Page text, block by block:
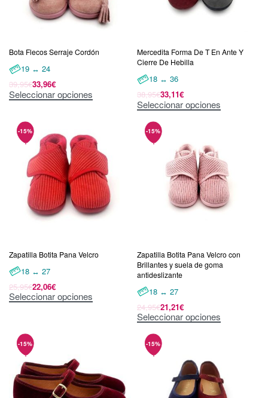
Bota Flecos Serraje Cordón
19 ↔ 24
39,95€33,96€
Seleccionar opciones
Mercedita Forma De T En Ante Y
Cierre De Hebilla
18 ↔ 36
38,95€33,11€
Seleccionar opciones
Zapatilla Botita Pana Velcro
18 ↔ 27
25,95€22,06€
Seleccionar opciones
Zapatilla Botita Pana Velcro con
Brillantes y suela de goma
antideslizante
18 ↔ 27
24,95€21,21€
Seleccionar opciones